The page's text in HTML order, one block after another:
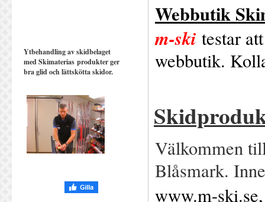
Ytbehandling av skidbelaget
med Skimaterias produkter ger
bra glid och lättskötta skidor.
Webbutik
m-ski testar
webbutik.
Välkommen
Blåsmark.
www.m-ski.se,